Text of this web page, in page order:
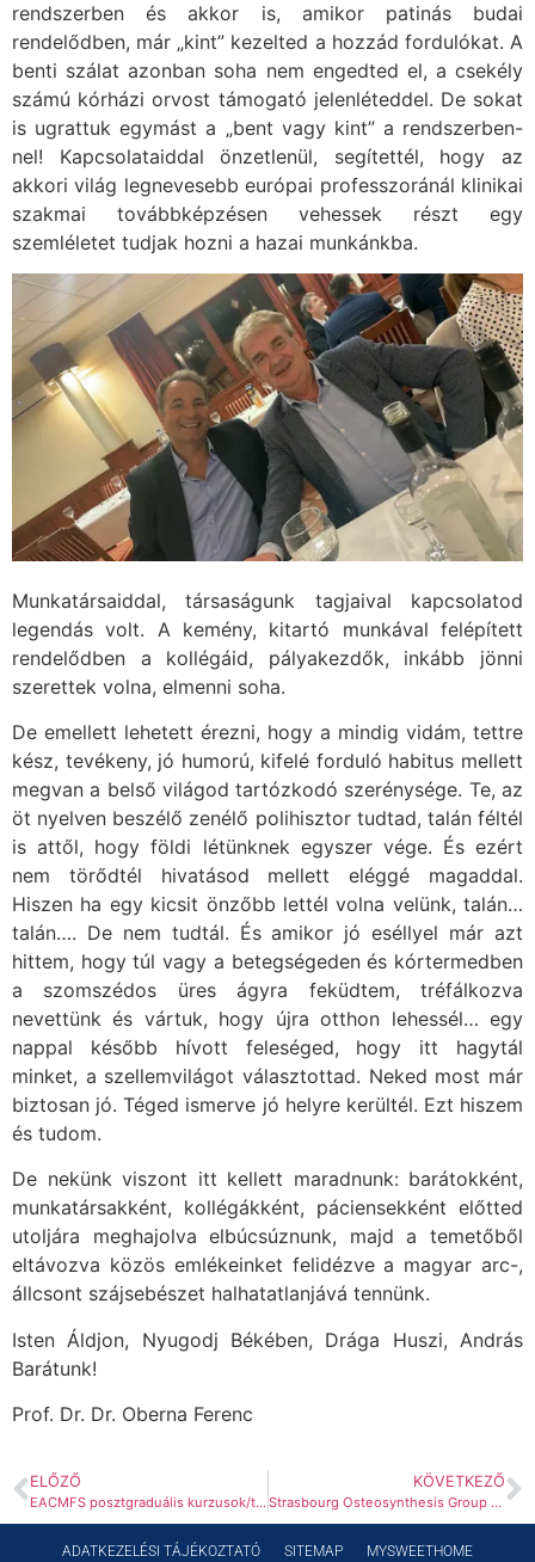
rendszerben és akkor is, amikor patinás budai
rendelődben, már „kint” kezelted a hozzád fordulókat. A
benti szálat azonban soha nem engedted el, a csekély
számú kórházi orvost támogató jelenléteddel. De sokat
is ugrattuk egymást a „bent vagy kint” a rendszerben-
nel! Kapcsolataiddal önzetlenül, segítettél, hogy az
akkori világ legnevesebb európai professzoránál klinikai
szakmai továbbképzésen vehessek részt egy
szemléletet tudjak hozni a hazai munkánkba.
Munkatársaiddal, társaságunk tagjaival kapcsolatod
legendás volt. A kemény, kitartó munkával felépített
rendelődben a kollégáid, pályakezdők, inkább jönni
szerettek volna, elmenni soha.
De emellett lehetett érezni, hogy a mindig vidám, tettre
kész, tevékeny, jó humorú, kifelé forduló habitus mellett
megvan a belső világod tartózkodó szerénysége. Te, az
öt nyelven beszélő zenélő polihisztor tudtad, talán féltél
is attől, hogy földi létünknek egyszer vége. És ezért
nem törődtél hivatásod mellett eléggé magaddal.
Hiszen ha egy kicsit önzőbb lettél volna velünk, talán…
talán…. De nem tudtál. És amikor jó eséllyel már azt
hittem, hogy túl vagy a betegségeden és kórtermedben
a szomszédos üres ágyra feküdtem, tréfálkozva
nevettünk és vártuk, hogy újra otthon lehessél… egy
nappal később hívott feleséged, hogy itt hagytál
minket, a szellemvilágot választottad. Neked most már
biztosan jó. Téged ismerve jó helyre kerültél. Ezt hiszem
és tudom.
De nekünk viszont itt kellett maradnunk: barátokként,
munkatársakként, kollégákként, páciensekként előtted
utoljára meghajolva elbúcsúznunk, majd a temetőből
eltávozva közös emlékeinket felidézve a magyar arc-,
állcsont szájsebészet halhatatlanjává tennünk.
Isten Áldjon, Nyugodj Békében, Drága Huszi, András
Barátunk!
Prof. Dr. Dr. Oberna Ferenc
ELŐZŐ
EACMFS posztgraduális kurzusok/továbbképzések 2023. Onkológia.
KÖVETKEZŐ
Strasbourg Osteosynthesis Group továbbképzések
ADATKEZELÉSI TÁJÉKOZTATÓ SITEMAP MYSWEETHOME